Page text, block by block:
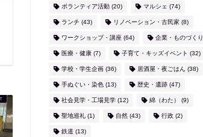
ボランティア活動(20) マルシェ (74)
ランチ(43) リノベーション・古民家(8)
ワークショップ・講座 (64) 企業・ものづくり
医療・健康(7) 子育て・キッズイベント (32)
学校・学生企画 (36) 居酒屋・夜ごはん (38)
手ぬぐい・染色(13) 歴史・遺跡(47)
社会見学・工場見学(12) 綿（わた） (9)
聖地巡礼(1) 自然(43) 行政(2)
鉄道 (13)